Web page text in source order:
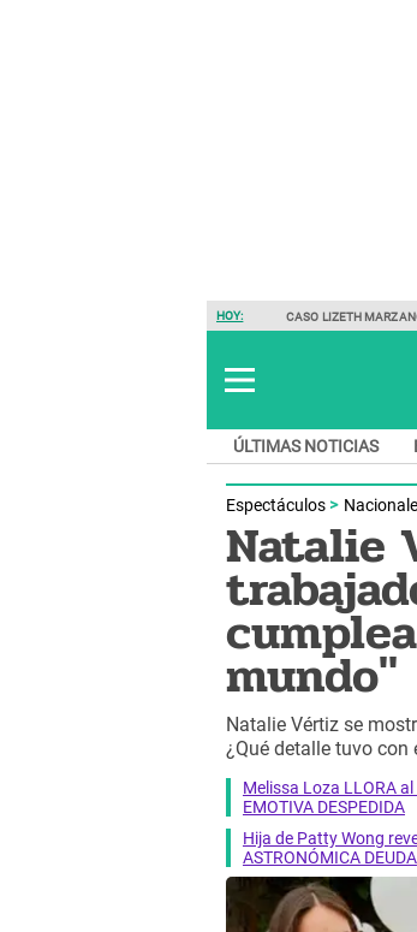
HOY: CASO LIZETH
ÚLTIMAS NOTICIAS
Espectáculos
Natalie
mundo"
Natalie Vértiz se
¿Qué detalle tuvo con
Melissa Loza LLORA
EMOTIVA DESPEDIDA
Hija de Patty Wong
ASTRONÓMICA DEUDA